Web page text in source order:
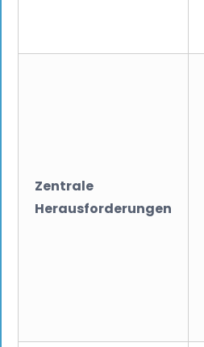
Zentrale
Herausforderungen